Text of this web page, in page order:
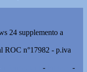
24 supplemento a
ROC n°17982 - p.iva
-
-